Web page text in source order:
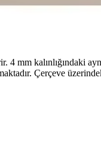
mm kalınlığındaki
Çerçeve